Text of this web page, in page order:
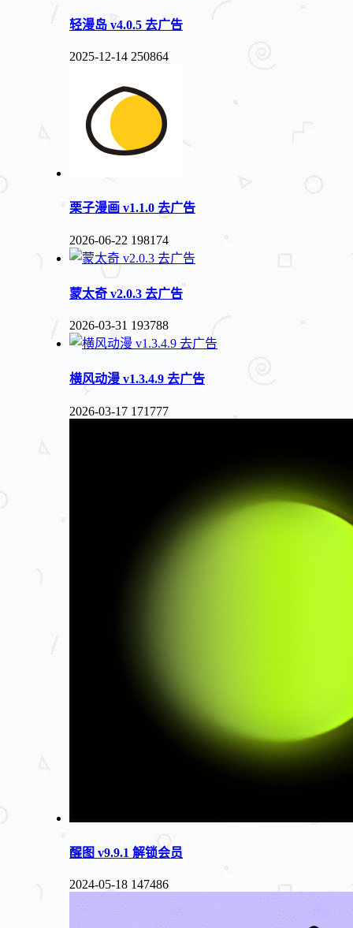
轻漫岛 v4.0.5 去广告
2025-12-14 250864
栗子漫画 v1.1.0 去广告
2026-06-22 198174
蒙太奇 v2.0.3 去广告
2026-03-31 193788
横风动漫 v1.3.4.9 去广告
2026-03-17 171777
醒图 v9.9.1 解锁会员
2024-05-18 147486